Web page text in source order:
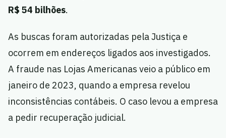
R$ 54 bilhões.
As buscas foram autorizadas pela Justiça e
ocorrem em endereços ligados aos investigados.
A fraude nas Lojas Americanas veio a público em
janeiro de 2023, quando a empresa revelou
inconsistências contábeis. O caso levou a empresa
a pedir recuperação judicial.